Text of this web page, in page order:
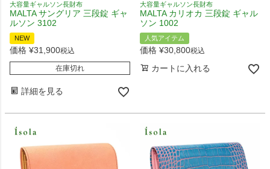
大容量ギャルソン長財布
MALTA サングリア 三段錠 ギャ
ルソン 3102
NEW
価格 ¥31,900税込
在庫切れ
詳細を見る
大容量ギャルソン長財布
MALTA カリオカ 三段錠 ギャル
ソン 1002
人気アイテム
価格 ¥30,800税込
カートに入れる